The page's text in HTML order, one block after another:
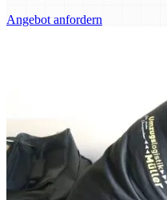
Angebot anfordern